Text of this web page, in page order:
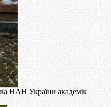
НАН України академік